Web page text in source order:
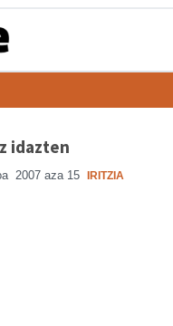
idazten
2007 aza 15 IRITZIA